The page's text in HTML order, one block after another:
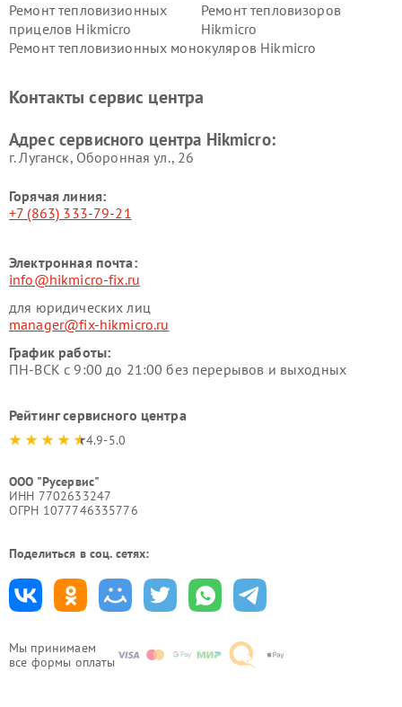
Мы принимаем
все формы оплаты
Ремонт тепловизионных
прицелов Hikmicro
Ремонт тепловизоров
Hikmicro
Ремонт тепловизионных монокуляров Hikmicro
Контакты сервис центра
Адрес сервисного центра Hikmicro:
г. Луганск, Оборонная ул., 26
Горячая линия:
+7 (863) 333-79-21
Электронная почта:
info@hikmicro-fix.ru
для юридических лиц
manager@fix-hikmicro.ru
График работы:
ПН-ВСК с 9:00 до 21:00 без перерывов и выходных
Рейтинг сервисного центра
4.9-5.0
ООО "Русервис"
ИНН 7702633247
ОГРН 1077746335776
Поделиться в соц. сетях: